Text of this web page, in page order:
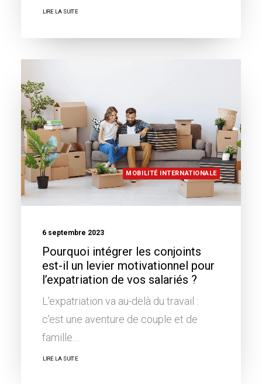
LIRE LA SUITE
MOBILITÉ INTERNATIONALE
6 septembre 2023
Pourquoi intégrer les conjoints
est-il un levier motivationnel pour
l’expatriation de vos salariés ?
L'expatriation va au-delà du travail :
c'est une aventure de couple et de
famille.…
LIRE LA SUITE